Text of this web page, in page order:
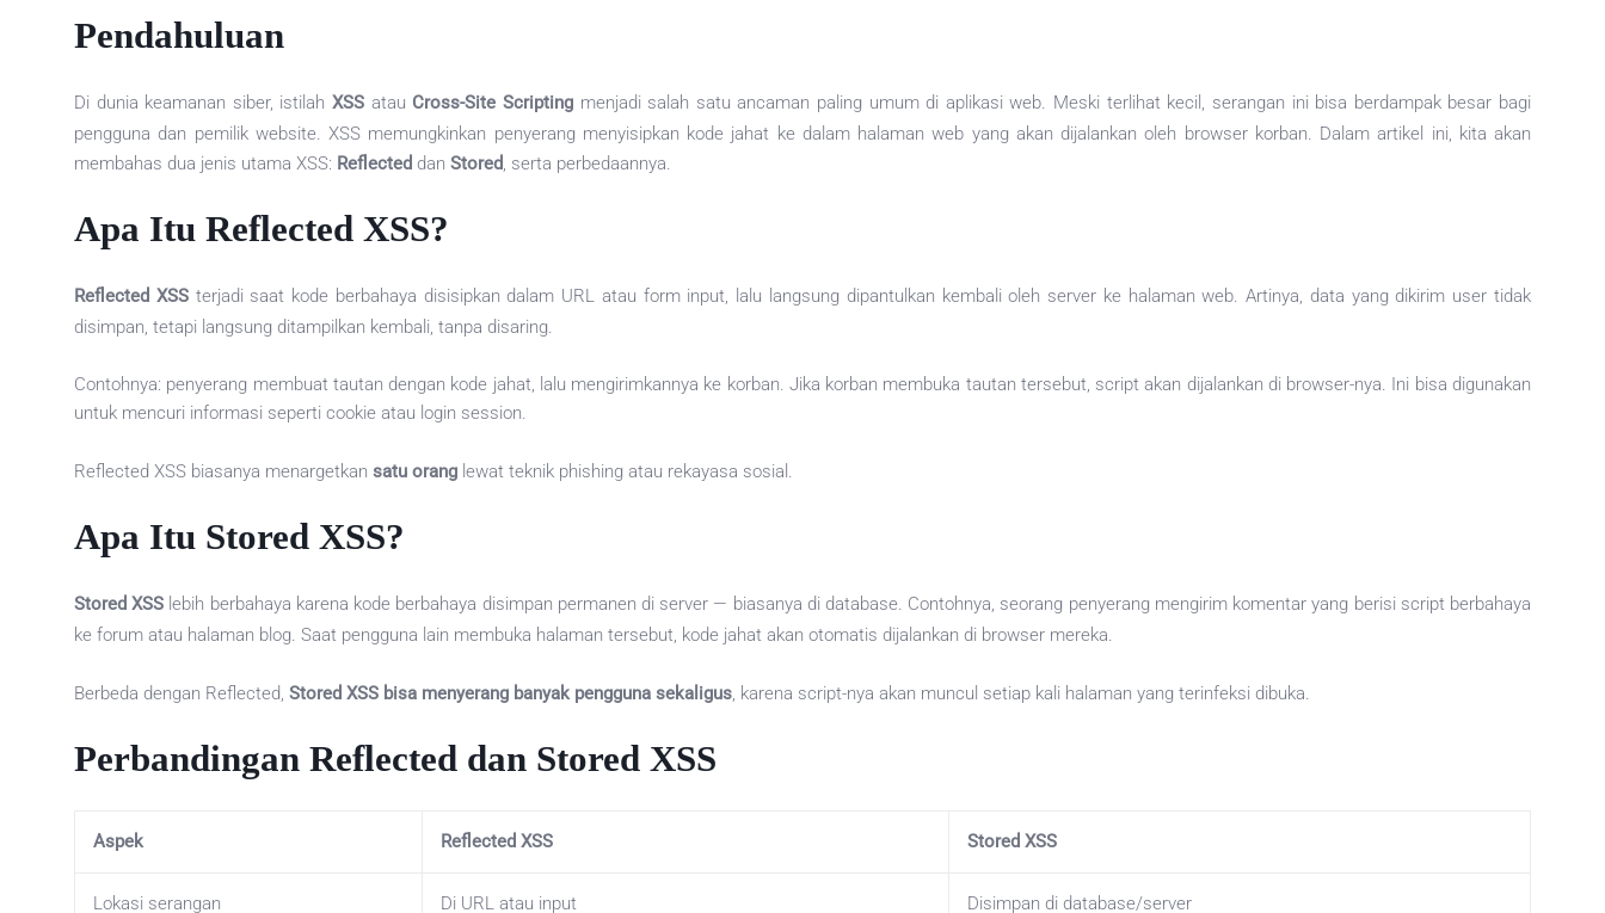
Pendahuluan
Di dunia keamanan siber, istilahXSS atau Cross-Site Scriptingmenjadi salah satu ancaman paling umum di aplikasi web. Meski terlihat kecil, serangan ini bisa berdampak besar bagi
pengguna dan pemilik website. XSS memungkinkan penyerang menyisipkan kode jahat ke dalam halaman web yang akan dijalankan oleh browser korban. Dalam artikel ini, kita akan
membahas dua jenis utama XSS: Reflected dan Stored, serta perbedaannya.
Apa Itu Reflected XSS?
Reflected XSSterjadi saat kode berbahaya disisipkan dalam URL atau form input, lalu langsung dipantulkan kembali oleh server ke halaman web. Artinya, data yang dikirim user tidak
disimpan, tetapi langsung ditampilkan kembali, tanpa disaring.
Contohnya: penyerang membuat tautan dengan kode jahat, lalu mengirimkannya ke korban. Jika korban membuka tautan tersebut, script akan dijalankan di browser-nya. Ini bisa digunakan
untuk mencuri informasi seperti cookie atau login session.
Reflected XSS biasanya menargetkan satu orang lewat teknik phishing atau rekayasa sosial.
Apa Itu Stored XSS?
Stored XSS lebih berbahaya karena kode berbahaya disimpan permanen di server — biasanya di database. Contohnya, seorang penyerang mengirim komentar yang berisi script berbahaya
ke forum atau halaman blog. Saat pengguna lain membuka halaman tersebut, kode jahat akan otomatis dijalankan di browser mereka.
Berbeda dengan Reflected, Stored XSS bisa menyerang banyak pengguna sekaligus, karena script-nya akan muncul setiap kali halaman yang terinfeksi dibuka.
Perbandingan Reflected dan Stored XSS
Aspek Reflected XSS Stored XSS
Lokasi serangan Di URL atau input Disimpan di database/server